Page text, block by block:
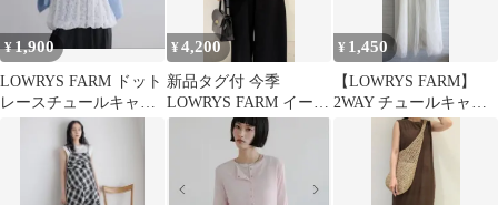
¥1,900
LOWRYS FARM ドット
レースチュールキャ
ミ ホワイト
¥4,200
新品タグ付 今季
LOWRYS FARM イージ
ーケア シアーシャツブ
ルーL相当
¥ 1,450
【LOWRYS FARM】
2WAY チュールキャミ
ワンピース ホワイト F